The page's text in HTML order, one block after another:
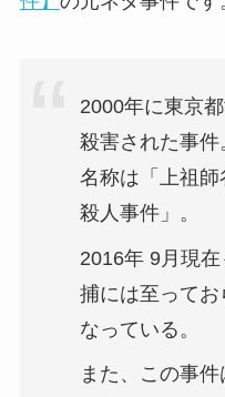
2000年に東京
殺害された事
名称は「上祖
殺人事件」。
2016年 9月現
捕には至ってお
なっている。
また、この事